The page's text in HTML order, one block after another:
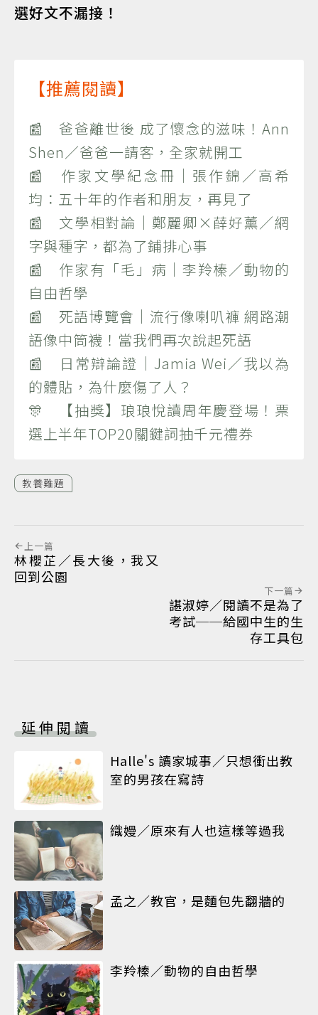
選好文不漏接！
【推薦閱讀】
📰 爸爸離世後 成了懷念的滋味！Ann
Shen／爸爸一請客，全家就開工
📰 作家文學紀念冊｜張作錦／高希
均：五十年的作者和朋友，再見了
📰 文學相對論｜鄭麗卿×薛好薰／網
字與種字，都為了鋪排心事
📰 作家有「毛」病｜李羚榛／動物的
自由哲學
📰 死語博覽會｜流行像喇叭褲 網路潮
語像中筒襪！當我們再次說起死語
📰 日常辯論證｜Jamia Wei／我以為
的體貼，為什麼傷了人？
🎊 【抽獎】琅琅悅讀周年慶登場！票
選上半年TOP20關鍵詞抽千元禮券
教養難題
上一篇
林櫻芷／長大後，我又
回到公園
下一篇
諶淑婷／閱讀不是為了
考試──給國中生的生
存工具包
延伸閱讀
Halle's 讀家城事／只想衝出教
室的男孩在寫詩
織嫚／原來有人也這樣等過我
孟之／教官，是麵包先翻牆的
李羚榛／動物的自由哲學